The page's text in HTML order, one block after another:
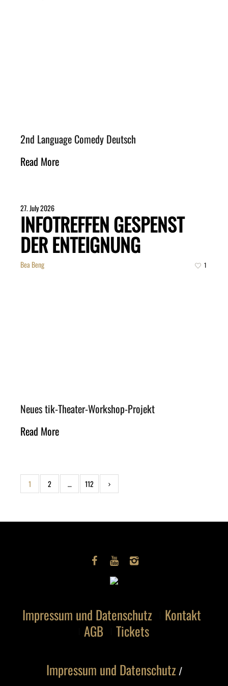
2nd Language Comedy Deutsch
Read More
27. July 2026
INFOTREFFEN GESPENST
DER ENTEIGNUNG
Bea Beng 1
Neues tik-Theater-Workshop-Projekt
Read More
1 2 … 112
Impressum und Datenschutz
Kontakt
AGB
Tickets
Impressum und Datenschutz /